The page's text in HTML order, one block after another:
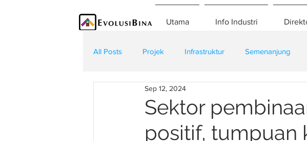
Utama Info Industri
All Posts Projek Infrastruktur Semenanjung
Teknologi Kontraktor
Sektor
positif, tumpuan
Sep 12, 2024